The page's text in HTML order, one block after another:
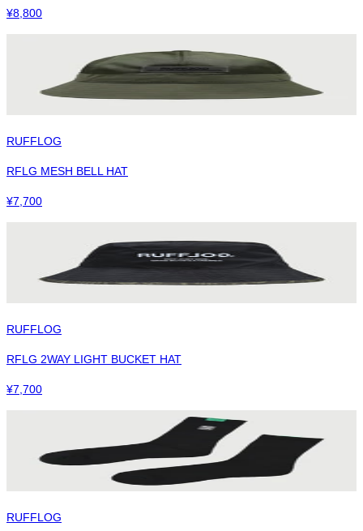
¥8,800
RUFFLOG
RFLG MESH BELL HAT
¥7,700
RUFFLOG
RFLG 2WAY LIGHT BUCKET HAT
¥7,700
RUFFLOG